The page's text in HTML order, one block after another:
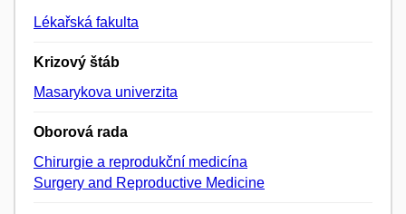
Lékařská fakulta
Krizový štáb
Masarykova univerzita
Oborová rada
Chirurgie a reprodukční medicína
Surgery and Reproductive Medicine